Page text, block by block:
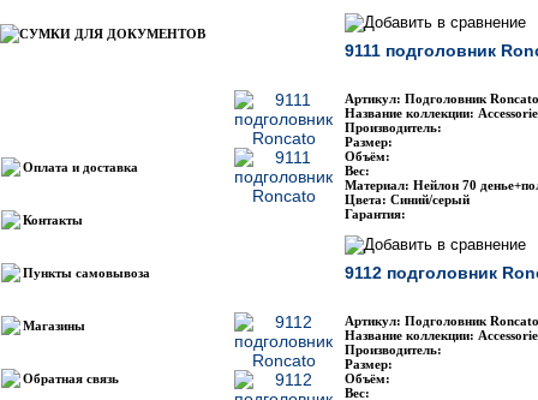
СУМКИ ДЛЯ ДОКУМЕНТОВ
Оплата и доставка
Контакты
Пункты самовывоза
Магазины
Обратная связь
9111 подголовник
Артикул: Подголовник
Название коллекции:
Производитель:
Размер:
Объём:
Вес:
Материал: Нейлон 70
Цвета: Синий/серый
Гарантия:
9112 подголовник
Артикул: Подголовник
Название коллекции:
Производитель:
Размер:
Объём:
Вес: